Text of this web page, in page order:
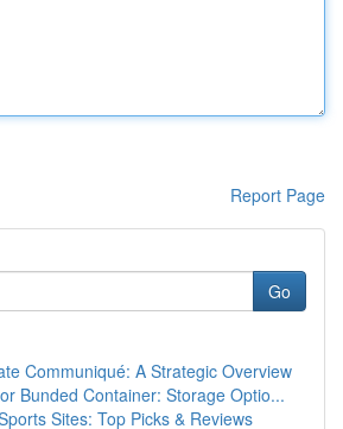
Report Page
Go
Communiqué: A Strategic Overview
Bunded Container: Storage Optio...
Sites: Top Picks & Reviews